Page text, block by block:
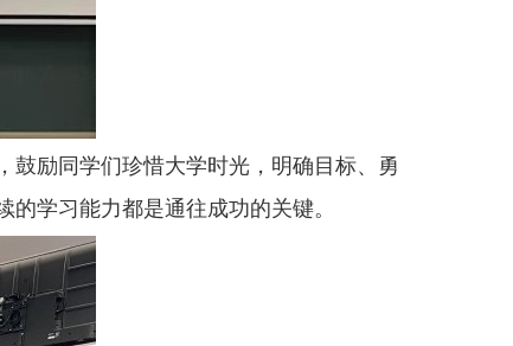
鼓励同学们珍惜大学时光，明确目标、勇
学习能力都是通往成功的关键。